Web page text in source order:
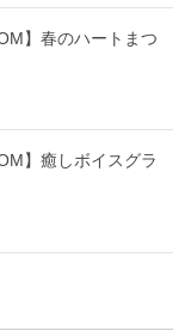
】春のハートまつ
】癒しボイスグラ